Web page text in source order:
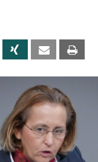
Linkedin Xing Email